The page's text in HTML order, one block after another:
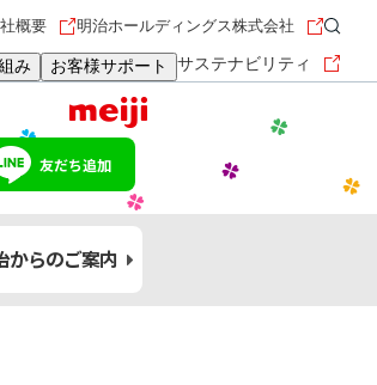
み お客様サポート サステナビリティ
概要 明治ホールディングス株式会社
友だち追加
からのご案内